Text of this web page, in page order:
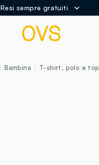
Resi sempre gratuiti
Bambina T-shirt, polo e top